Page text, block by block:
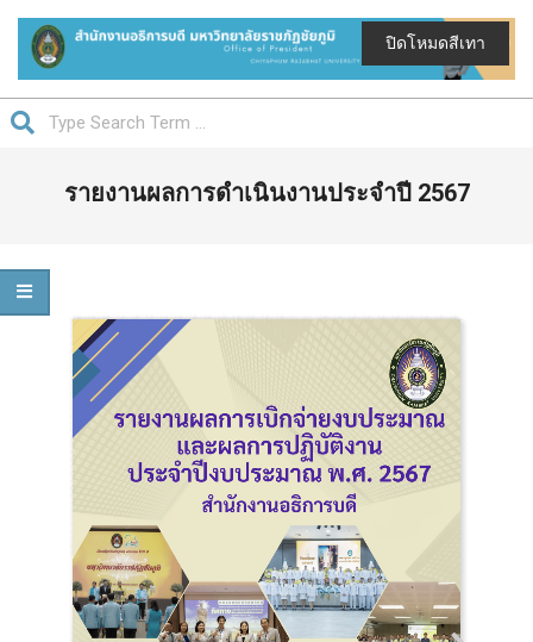
Skip
content
สำนักงาน
อธิการบดี
มหาวิทยาลัย
ชัยภูมิ
Navigationรายงานผลการดำเนินงานประจำปี 2567
ปิดโหมดสีเทา